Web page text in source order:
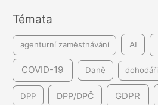
íTémata
agenturní zaměstnávání AI
COVID-19 Daně dohodáři
DPP DPP/DPČ GDPR